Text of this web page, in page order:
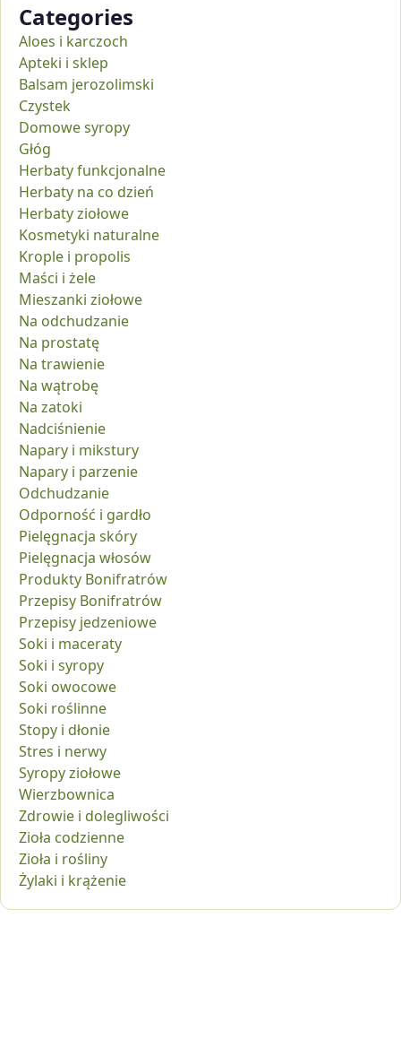
Categories
Aloes i karczoch
Apteki i sklep
Balsam jerozolimski
Czystek
Domowe syropy
Głóg
Herbaty funkcjonalne
Herbaty na co dzień
Herbaty ziołowe
Kosmetyki naturalne
Krople i propolis
Maści i żele
Mieszanki ziołowe
Na odchudzanie
Na prostatę
Na trawienie
Na wątrobę
Na zatoki
Nadciśnienie
Napary i mikstury
Napary i parzenie
Odchudzanie
Odporność i gardło
Pielęgnacja skóry
Pielęgnacja włosów
Produkty Bonifratrów
Przepisy Bonifratrów
Przepisy jedzeniowe
Soki i maceraty
Soki i syropy
Soki owocowe
Soki roślinne
Stopy i dłonie
Stres i nerwy
Syropy ziołowe
Wierzbownica
Zdrowie i dolegliwości
Zioła codzienne
Zioła i rośliny
Żylaki i krążenie